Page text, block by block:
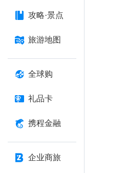
攻略·景点
旅游地图
全球购
礼品卡
携程金融
企业商旅